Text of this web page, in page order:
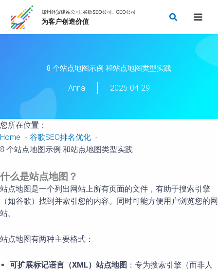
content
Search
8 个站点地图示例 和站点地图类型实践
Anna 2025-04-29
您所在位置：
Home
谷歌SEO排名优化
8 个站点地图示例 和站点地图类型实践
什么是站点地图 ？
站点地图是一个列出网站上所有页面的文件，有助于搜索引擎
（如谷歌）找到并索引您的内容。同时可能方便用户浏览您的网
站。
站点地图有两种主要格式：
可扩展标记语言（XML）站点地图 ：专为搜索引擎（而非人